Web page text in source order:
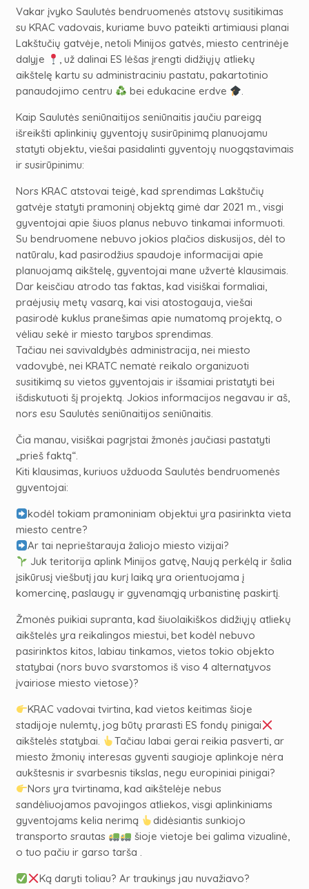
Vakar įvyko Saulutės bendruomenės atstovų susitikimas
su KRAC vadovais, kuriame buvo pateikti artimiausi planai
Lakštučių gatvėje, netoli Minijos gatvės, miesto centrinėje
dalyje
, už dalinai ES lėšas įrengti didžiųjų atliekų
aikštelę kartu su administraciniu pastatu, pakartotinio
panaudojimo centru
bei edukacine erdve
.
Kaip Saulutės seniūnaitijos seniūnaitis jaučiu pareigą
išreikšti aplinkinių gyventojų susirūpinimą planuojamu
statyti objektu, viešai pasidalinti gyventojų nuogąstavimais
ir susirūpinimu:
Nors KRAC atstovai teigė, kad sprendimas Lakštučių
gatvėje statyti pramoninį objektą gimė dar 2021 m., visgi
gyventojai apie šiuos planus nebuvo tinkamai informuoti.
Su bendruomene nebuvo jokios plačios diskusijos, dėl to
natūralu, kad pasirodžius spaudoje informacijai apie
planuojamą aikštelę, gyventojai mane užvertė klausimais.
Dar keisčiau atrodo tas faktas, kad visiškai formaliai,
praėjusių metų vasarą, kai visi atostogauja, viešai
pasirodė kuklus pranešimas apie numatomą projektą, o
vėliau sekė ir miesto tarybos sprendimas.
Tačiau nei savivaldybės administracija, nei miesto
vadovybė, nei KRATC nematė reikalo organizuoti
susitikimą su vietos gyventojais ir išsamiai pristatyti bei
išdiskutuoti šį projektą. Jokios informacijos negavau ir aš,
nors esu Saulutės seniūnaitijos seniūnaitis.
Čia manau, visiškai pagrįstai žmonės jaučiasi pastatyti
„prieš faktą“.
Kiti klausimas, kuriuos užduoda Saulutės bendruomenės
gyventojai:
kodėl tokiam pramoniniam objektui yra pasirinkta vieta
miesto centre?
Ar tai neprieštarauja žaliojo miesto vizijai?
Juk teritorija aplink Minijos gatvę, Naują perkėlą ir šalia
įsikūrusį viešbutį jau kurį laiką yra orientuojama į
komercinę, paslaugų ir gyvenamąją urbanistinę paskirtį.
Žmonės puikiai supranta, kad šiuolaikiškos didžiųjų atliekų
aikštelės yra reikalingos miestui, bet kodėl nebuvo
pasirinktos kitos, labiau tinkamos, vietos tokio objekto
statybai (nors buvo svarstomos iš viso 4 alternatyvos
įvairiose miesto vietose)?
KRAC vadovai tvirtina, kad vietos keitimas šioje
stadijoje nulemtų, jog būtų prarasti ES fondų pinigai
aikštelės statybai.
Tačiau labai gerai reikia pasverti, ar
miesto žmonių interesas gyventi saugioje aplinkoje nėra
aukštesnis ir svarbesnis tikslas, negu europiniai pinigai?
Nors yra tvirtinama, kad aikštelėje nebus
sandėliuojamos pavojingos atliekos, visgi aplinkiniams
gyventojams kelia nerimą
didėsiantis sunkiojo
transporto srautas
šioje vietoje bei galima vizualinė,
o tuo pačiu ir garso tarša .
Ką daryti toliau? Ar traukinys jau nuvažiavo?